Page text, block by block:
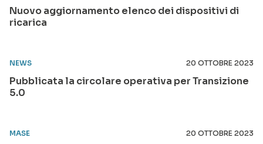
Nuovo aggiornamento elenco dei dispositivi di
ricarica
NEWS 20 OTTOBRE 2023
Pubblicata la circolare operativa per Transizione
5.0
MASE 20 OTTOBRE 2023